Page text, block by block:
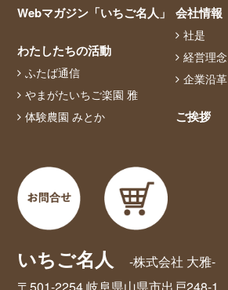
Webマガジン「いちご名人」
わたしたちの活動
ふたば通信
やまがたいちご楽園 雅
体験農園 みとか
会社情報
社是
経営理念
企業沿革
ご挨拶
いちご名人
-株式会社 大雅-